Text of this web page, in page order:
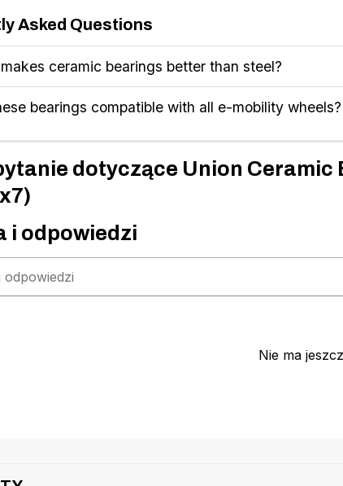
Asked Questions
ceramic bearings better than steel?
bearings compatible with all e-mobility wheels?
dotyczące Union Ceramic
i odpowiedzi
Nie ma